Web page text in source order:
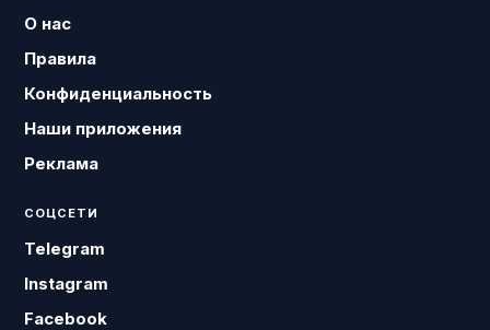
О нас
Правила
Конфиденциальность
Наши приложения
Реклама
СОЦСЕТИ
Telegram
Instagram
Facebook